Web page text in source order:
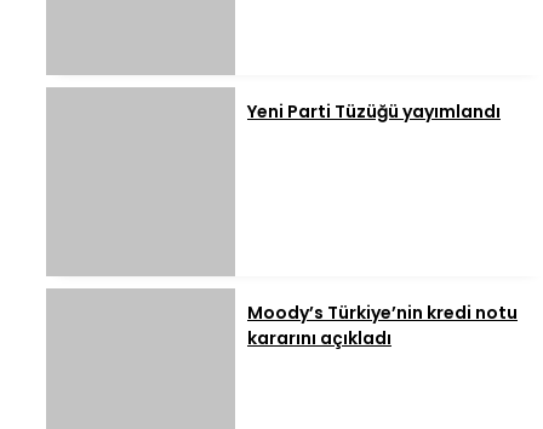
Yeni Parti Tüzüğü yayımlandı
Moody’s Türkiye’nin kredi notu
kararını açıkladı